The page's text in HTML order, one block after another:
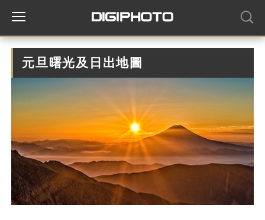
元旦曙光及日出地圖